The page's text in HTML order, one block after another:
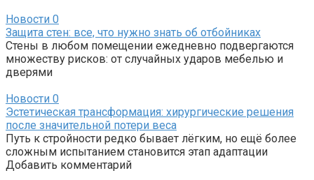
Новости 0
Защита стен: все, что нужно знать об отбойниках
Стены в любом помещении ежедневно подвергаются
множеству рисков: от случайных ударов мебелью и
дверями
Новости 0
Эстетическая трансформация: хирургические решения
после значительной потери веса
Путь к стройности редко бывает лёгким, но ещё более
сложным испытанием становится этап адаптации
Добавить комментарий